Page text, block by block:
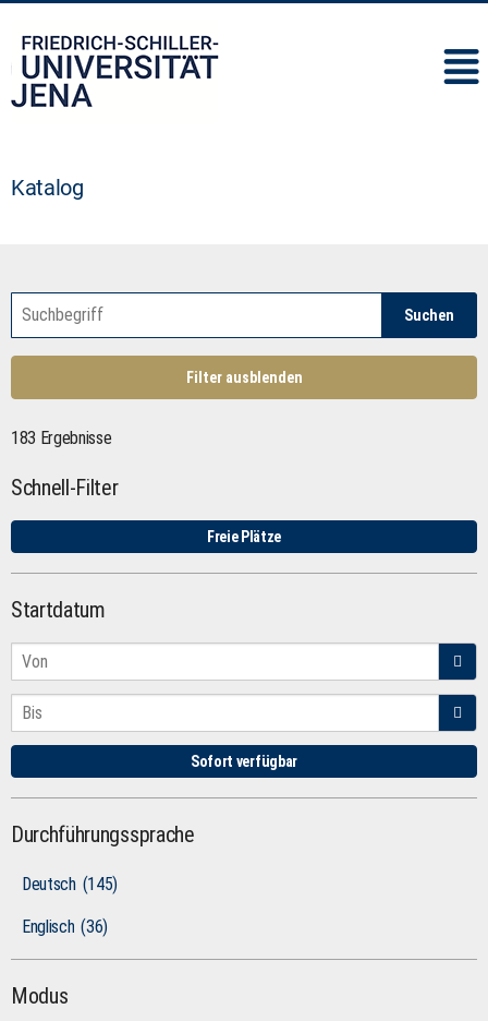
Katalog
Suchen
Filter ausblenden
183 Ergebnisse
Schnell-Filter
Freie Plätze
Startdatum
Sofort verfügbar
Durchführungssprache
Deutsch (145)
Englisch (36)
Modus